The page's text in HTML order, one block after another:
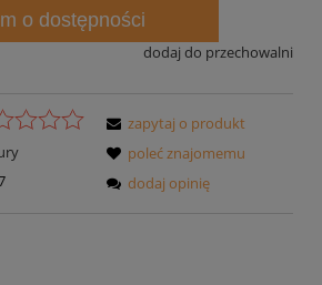
o dostępności
dodaj do przechowalni
zapytaj o produkt
poleć znajomemu
dodaj opinię